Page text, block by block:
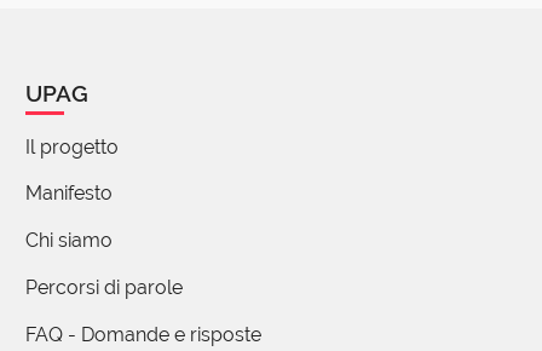
UPAG
Il progetto
Manifesto
Chi siamo
Percorsi di parole
FAQ - Domande e risposte